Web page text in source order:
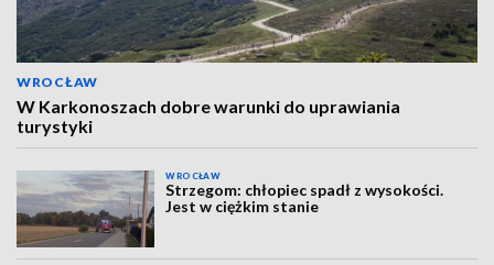
WROCŁAW
W Karkonoszach dobre warunki do uprawiania
turystyki
WROCŁAW
Strzegom: chłopiec spadł z wysokości.
Jest w ciężkim stanie